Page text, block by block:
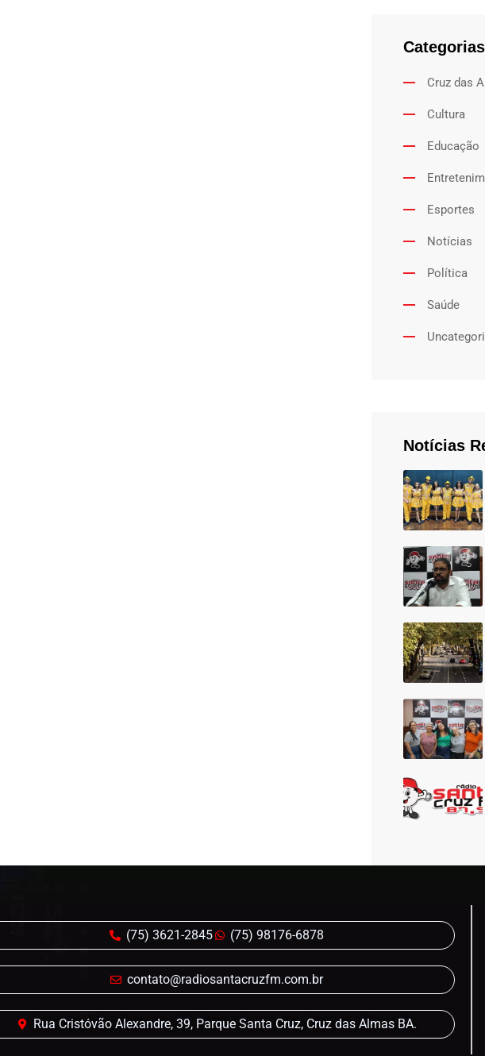
Categorias
Cruz das
Cultura
Educação
Esportes
Notícias
Política
Saúde
Notícias
(75) 3621-2845 (75) 98176-6878
contato@radiosantacruzfm.com.br
Rua Cristóvão Alexandre, 39, Parque Santa Cruz, Cruz das Almas BA.